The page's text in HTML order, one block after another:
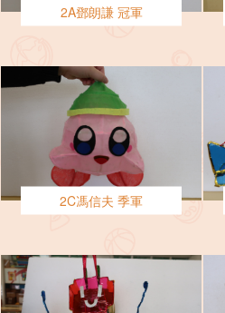
2A鄧朗謙 冠軍
2C馮信夫 季軍